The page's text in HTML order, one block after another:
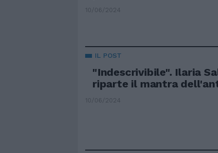
10/06/2024
IL POST
"Indescrivibile". Ilaria
riparte il mantra
10/06/2024